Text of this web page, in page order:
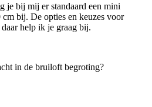
je bij mij er standaard een mini
bij. De opties en keuzes voor
help ik je graag bij.
in de bruiloft begroting?